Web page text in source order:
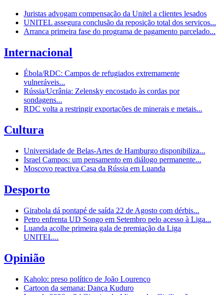
Juristas advogam compensação da Unitel a clientes lesados
UNITEL assegura conclusão da reposição total dos serviços...
Arranca primeira fase do programa de pagamento parcelado...
Internacional
Ébola/RDC: Campos de refugiados extremamente
vulneráveis...
Rússia/Ucrânia: Zelensky encostado às cordas por
sondagens...
RDC volta a restringir exportações de minerais e metais...
Cultura
Universidade de Belas-Artes de Hamburgo disponibiliza...
Israel Campos: um pensamento em diálogo permanente...
Moscovo reactiva Casa da Rússia em Luanda
Desporto
Girabola dá pontapé de saída 22 de Agosto com dérbis...
Petro enfrenta UD Songo em Setembro pelo acesso à Liga...
Luanda acolhe primeira gala de premiação da Liga
UNITEL...
Opinião
Kaholo: preso político de João Lourenço
Cartoon da semana: Dança Kuduro